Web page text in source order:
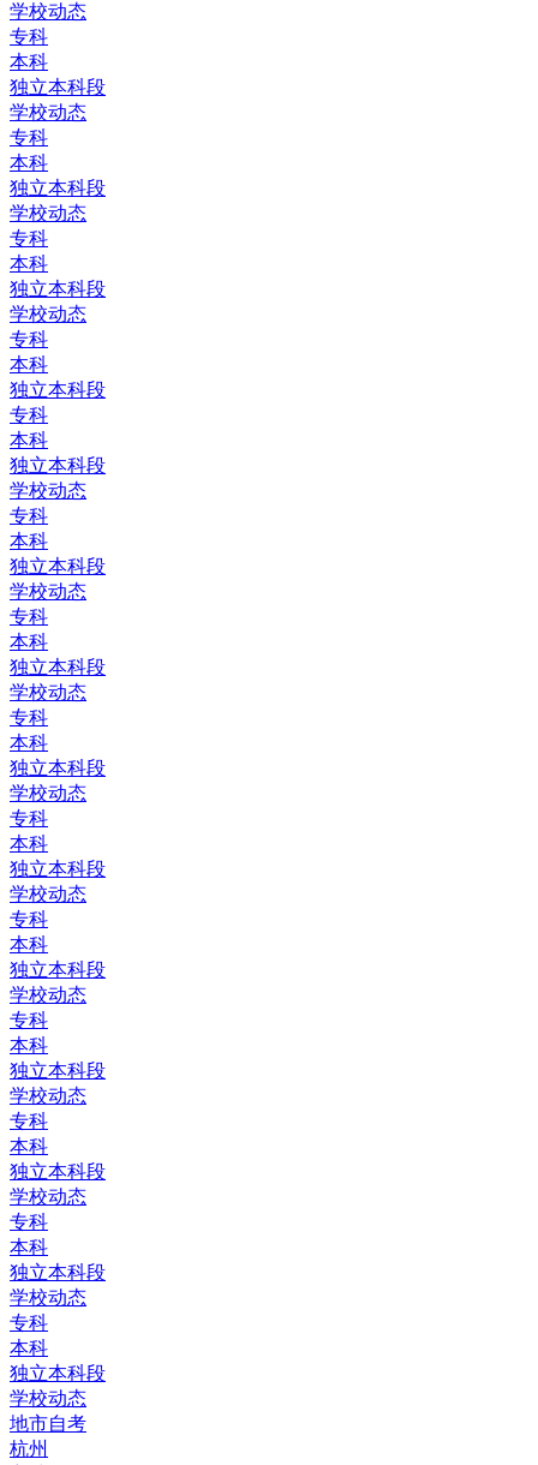
学校动态
专科
本科
独立本科段
学校动态
专科
本科
独立本科段
学校动态
专科
本科
独立本科段
学校动态
专科
本科
独立本科段
专科
本科
独立本科段
学校动态
专科
本科
独立本科段
学校动态
专科
本科
独立本科段
学校动态
专科
本科
独立本科段
学校动态
专科
本科
独立本科段
学校动态
专科
本科
独立本科段
学校动态
专科
本科
独立本科段
学校动态
专科
本科
独立本科段
学校动态
专科
本科
独立本科段
学校动态
专科
本科
独立本科段
学校动态
地市自考
杭州